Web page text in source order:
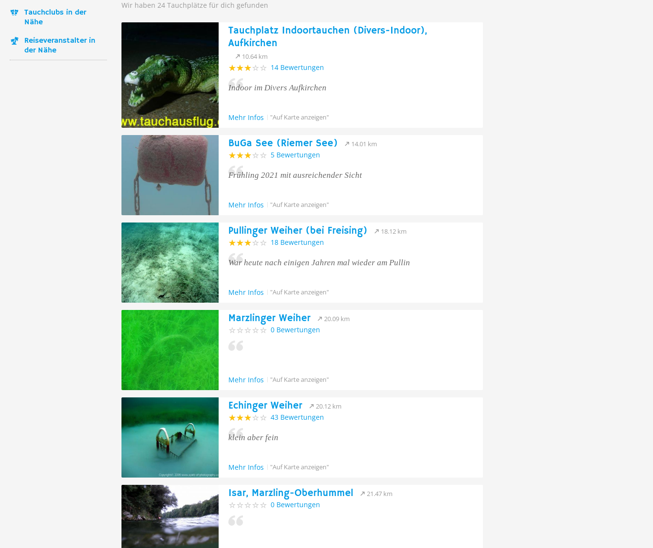
Tauchclubs in der
Nähe
Reiseveranstalter in
der Nähe
Wir haben 24 Tauchplätze für dich gefunden
Tauchplatz Indoortauchen (Divers-Indoor),
Aufkirchen
10.64 km
14 Bewertungen
Indoor im Divers Aufkirchen
Mehr Infos "Auf Karte anzeigen"
BuGa See (Riemer See) 14.01 km
5 Bewertungen
Frühling 2021 mit ausreichender Sicht
Mehr Infos "Auf Karte anzeigen"
Pullinger Weiher (bei Freising) 18.12 km
18 Bewertungen
War heute nach einigen Jahren mal wieder am Pullin
Mehr Infos "Auf Karte anzeigen"
Marzlinger Weiher 20.09 km
0 Bewertungen
Mehr Infos "Auf Karte anzeigen"
Echinger Weiher 20.12 km
43 Bewertungen
klein aber fein
Mehr Infos "Auf Karte anzeigen"
Isar, Marzling-Oberhummel 21.47 km
0 Bewertungen